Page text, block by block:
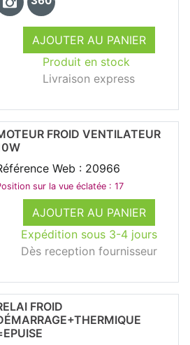
AJOUTER AU PANIER
Produit en stock
Livraison express
AJOUTER AU PANIER
Expédition sous 3-4 jours
Dès reception fournisseur
FROID VENTILATEUR
Web : 20966
sur la vue éclatée : 17
FROID